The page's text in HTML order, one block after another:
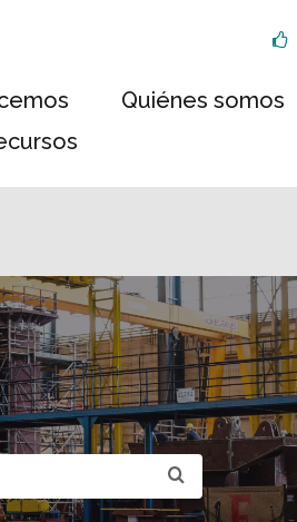
Quiénes somos